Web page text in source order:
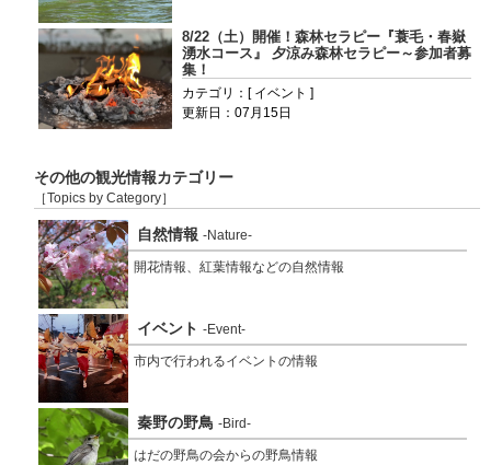
8/22（土）開催！森林セラピー『蓑毛・春嶽
湧水コース』 夕涼み森林セラピー～参加者募
集！
カテゴリ：[ イベント ]
更新日：07月15日
その他の観光情報カテゴリー
［Topics by Category］
自然情報 -Nature-
開花情報、紅葉情報などの自然情報
イベント -Event-
市内で行われるイベントの情報
秦野の野鳥 -Bird-
はだの野鳥の会からの野鳥情報